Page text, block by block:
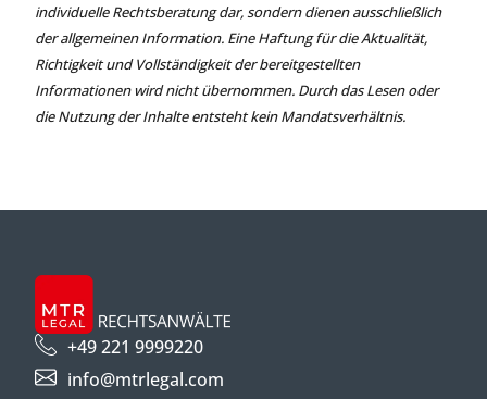
individuelle Rechtsberatung dar, sondern dienen ausschließlich
der allgemeinen Information. Eine Haftung für die Aktualität,
Richtigkeit und Vollständigkeit der bereitgestellten
Informationen wird nicht übernommen. Durch das Lesen oder
die Nutzung der Inhalte entsteht kein Mandatsverhältnis.
+49 221 9999220
info@mtrlegal.com